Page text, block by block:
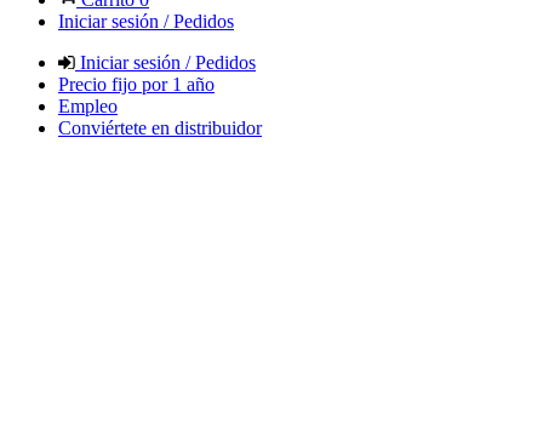
Iniciar sesión / Pedidos
Iniciar sesión / Pedidos
Precio fijo por 1 año
Empleo
Conviértete en distribuidor